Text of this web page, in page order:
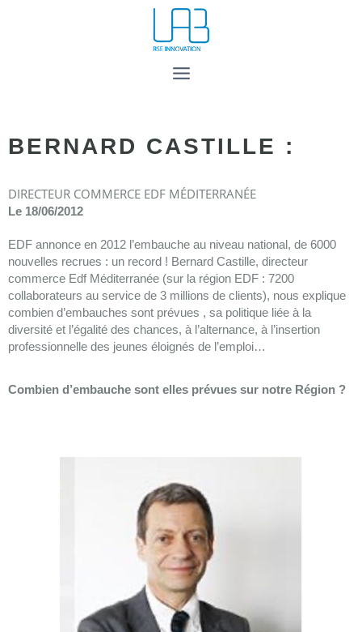
BERNARD CASTILLE :
DIRECTEUR COMMERCE EDF MÉDITERRANÉE
Le 18/06/2012
EDF annonce en 2012 l’embauche au niveau national, de 6000
nouvelles recrues : un record ! Bernard Castille, directeur
commerce Edf Méditerranée (sur la région EDF : 7200
collaborateurs au service de 3 millions de clients), nous explique
combien d’embauches sont prévues , sa politique liée à la
diversité et l’égalité des chances, à l’alternance, à l’insertion
professionnelle des jeunes éloignés de l’emploi…
Combien d’embauche sont elles prévues sur notre Région ?